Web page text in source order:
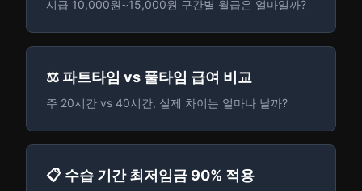
시급 10,000원~15,000원 구간별 월급은 얼마일까?
⚖️ 파트타임 vs 풀타임 급여 비교
주 20시간 vs 40시간, 실제 차이는 얼마나 날까?
📋 수습 기간 최저임금 90% 적용